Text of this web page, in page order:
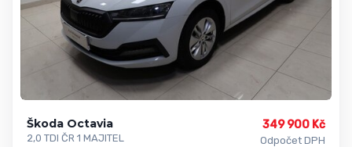
Škoda Octavia
2,0 TDI ČR 1 MAJITEL
349 900 Kč
Odpočet DPH